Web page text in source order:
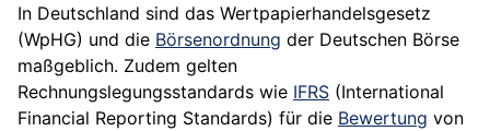
In Deutschland sind das Wertpapierhandelsgesetz
(WpHG) und die Börsenordnung der Deutschen Börse
maßgeblich. Zudem gelten
Rechnungslegungsstandards wie IFRS (International
Financial Reporting Standards) für die Bewertung von